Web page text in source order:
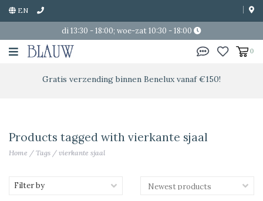
EN
di 13:30 - 18:00; woe-zat 10:30 - 18:00
0
Gratis verzending binnen Benelux vanaf €150!
Products tagged with vierkante sjaal
Home / Tags / vierkante sjaal
Filter by